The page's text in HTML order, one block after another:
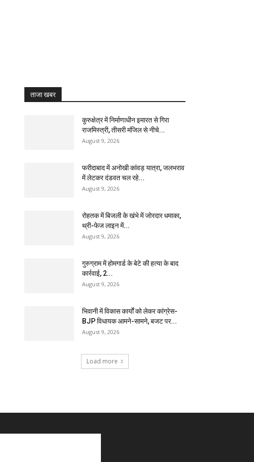
ताजा खबर
कुरुक्षेत्र में निर्माणाधीन इमारत से गिरा
राजमिस्त्री, तीसरी मंजिल से नीचे...
August 9, 2026
फरीदाबाद में अनोखी कांवड़ यात्रा, जलभराव
में लेटकर दंडवत चल रहे...
August 9, 2026
रोहतक में बिजली के खंभे में जोरदार धमाका,
थ्री-फेज लाइन में...
August 9, 2026
गुरुग्राम में होमगार्ड के बेटे की हत्या के बाद
कार्रवाई, 2...
August 9, 2026
भिवानी में विकास कार्यों को लेकर कांग्रेस-
BJP विधायक आमने-सामने, बजट पर...
August 9, 2026
Load more